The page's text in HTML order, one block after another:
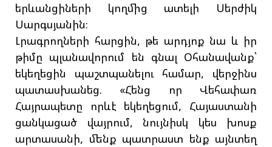
երևանցիների կողմից ատելի Սերժիկ
Սարգսյանին։
Լրագրողների հարցին, թե արդյոք նա և իր
թիմը պլանավորում են գնալ Օհանավանք՝
եկեղեցին պաշտպանելու համար, վերջինս
պատասխանեց. «Հենց որ Վեհափառ
Հայրապետը որևէ եկեղեցում, Հայաստանի
ցանկացած վայրում, նույնիսկ կես խոսք
արտասանի, մենք պատրաստ ենք այնտեղ